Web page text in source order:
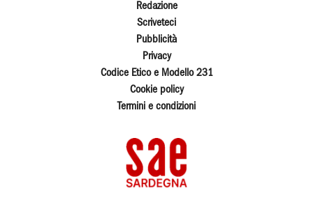
Redazione
Scriveteci
Pubblicità
Privacy
Codice Etico e Modello 231
Cookie policy
Termini e condizioni